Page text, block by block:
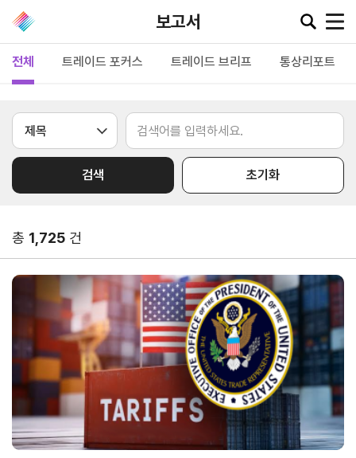
보고서
공지·뉴스
협회소
공지사항
포토뉴스
입찰공고
무역동
향
무역뉴스
해외시장동향
유관기관소식
환율/
원자재
동향
원자재
시장
정보
KITA
연구·통계·관세
국제무
역통상
무역통
계
관세/
비관세
전체 트레이드 포커스 트레이드 브리프 통상리포트
검색 초기화
총 1,725 건